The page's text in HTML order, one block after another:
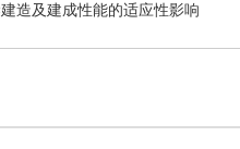
造及建成性能的适应性影响